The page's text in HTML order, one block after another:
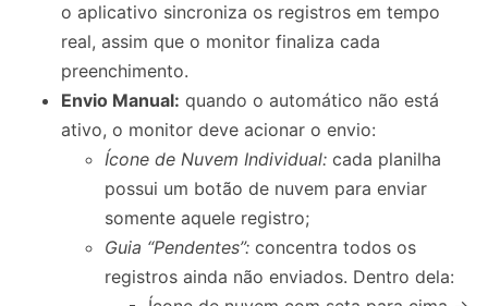
o aplicativo sincroniza os registros em tempo
real, assim que o monitor finaliza cada
preenchimento.
Envio Manual: quando o automático não está
ativo, o monitor deve acionar o envio:
Ícone de Nuvem Individual: cada planilha
possui um botão de nuvem para enviar
somente aquele registro;
Guia “Pendentes”: concentra todos os
registros ainda não enviados. Dentro dela: